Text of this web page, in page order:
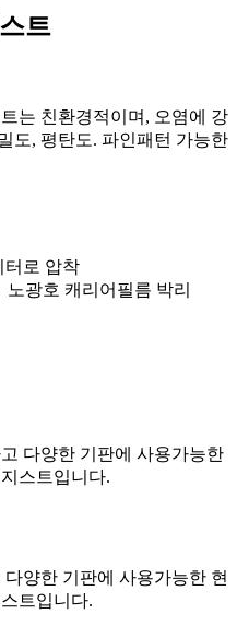
트
는 친환경적이며, 오염에 강
도, 평탄도. 파인패턴 가능한
터로 압착
노광호 캐리어필름 박리
다양한 기판에 사용가능한
스트입니다.
양한 기판에 사용가능한 현
트입니다.